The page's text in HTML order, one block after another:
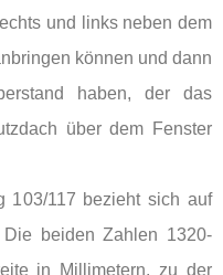
und links neben dem
können und dann
haben, der das
über dem Fenster
103/117 bezieht sich auf
beiden Zahlen 1320-
in Millimetern, zu der